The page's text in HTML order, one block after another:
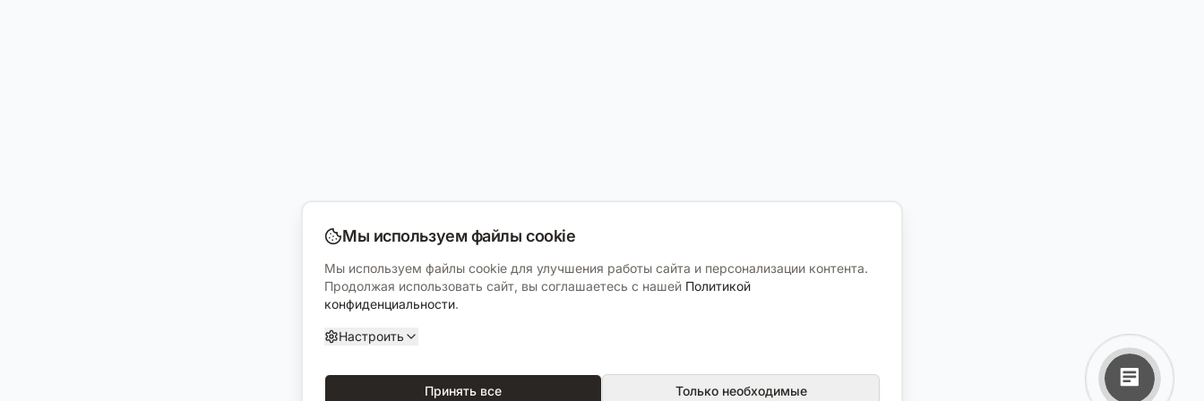
Мы используем файлы cookie
Мы используем файлы cookie для улучшения работы сайта и персонализации контента.
Продолжая использовать сайт, вы соглашаетесь с нашей Политикой
конфиденциальности.
Настроить
Принять все Только необходимые